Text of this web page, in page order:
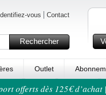
vous Contact
Rechercher
Outlet
offerts dès 125€ d’achat